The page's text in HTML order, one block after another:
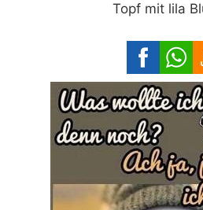
Topf mit lila